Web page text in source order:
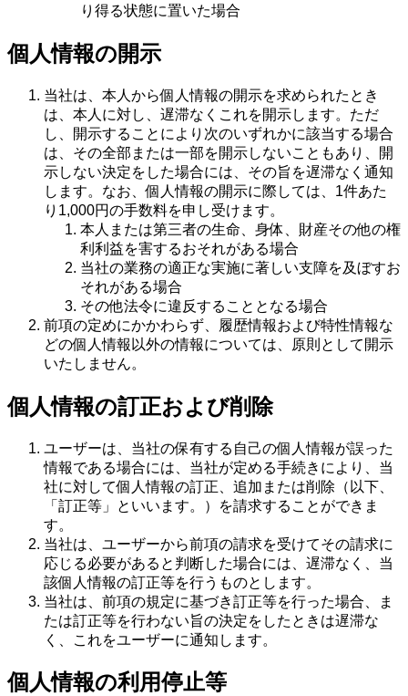
り得る状態に置いた場合
個人情報の開示
当社は、本人から個人情報の開示を求められたとき
は、本人に対し、遅滞なくこれを開示します。ただ
し、開示することにより次のいずれかに該当する場合
は、その全部または一部を開示しないこともあり、開
示しない決定をした場合には、その旨を遅滞なく通知
します。なお、個人情報の開示に際しては、1件あた
り1,000円の手数料を申し受けます。
本人または第三者の生命、身体、財産その他の権
利利益を害するおそれがある場合
当社の業務の適正な実施に著しい支障を及ぼすお
それがある場合
その他法令に違反することとなる場合
前項の定めにかかわらず、履歴情報および特性情報な
どの個人情報以外の情報については、原則として開示
いたしません。
個人情報の訂正および削除
ユーザーは、当社の保有する自己の個人情報が誤った
情報である場合には、当社が定める手続きにより、当
社に対して個人情報の訂正、追加または削除（以下、
「訂正等」といいます。）を請求することができま
す。
当社は、ユーザーから前項の請求を受けてその請求に
応じる必要があると判断した場合には、遅滞なく、当
該個人情報の訂正等を行うものとします。
当社は、前項の規定に基づき訂正等を行った場合、ま
たは訂正等を行わない旨の決定をしたときは遅滞な
く、これをユーザーに通知します。
個人情報の利用停止等